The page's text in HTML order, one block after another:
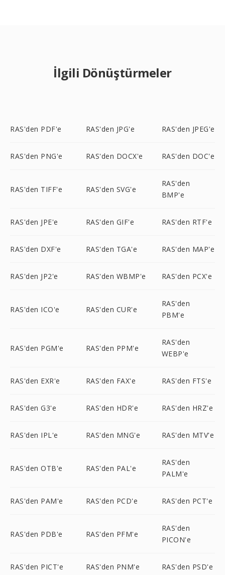
İlgili Dönüştürmeler
RAS'den PDF'e RAS'den JPG'e RAS'den JPEG'e
RAS'den PNG'e RAS'den DOCX'e RAS'den DOC'e
RAS'den TIFF'e RAS'den SVG'e
RAS'den
BMP'e
RAS'den JPE'e RAS'den GIF'e RAS'den RTF'e
RAS'den DXF'e RAS'den TGA'e RAS'den MAP'e
RAS'den JP2'e RAS'den WBMP'e RAS'den PCX'e
RAS'den ICO'e RAS'den CUR'e
RAS'den
PBM'e
RAS'den PGM'e RAS'den PPM'e
RAS'den
WEBP'e
RAS'den EXR'e RAS'den FAX'e RAS'den FTS'e
RAS'den G3'e RAS'den HDR'e RAS'den HRZ'e
RAS'den IPL'e RAS'den MNG'e RAS'den MTV'e
RAS'den OTB'e RAS'den PAL'e
RAS'den
PALM'e
RAS'den PAM'e RAS'den PCD'e RAS'den PCT'e
RAS'den PDB'e RAS'den PFM'e
RAS'den
PICON'e
RAS'den PICT'e RAS'den PNM'e RAS'den PSD'e